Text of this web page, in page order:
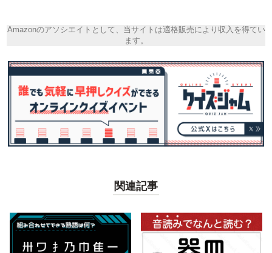
Amazonのアソシエイトとして、当サイトは適格販売により収入を得てい
ます。
関連記事